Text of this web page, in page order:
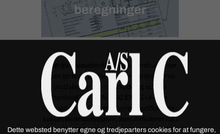
beregninger
Vi sørger desuden for, at alle konstruktioner
lever op til de gældende standarder. Vores
produkter er CE-mærkede og udført i
henhold til DS/EN 1090 EXC 1–4. Alle
processer er dækket af vores certificerede
kvalitetsledelsessystem, som inkluderer ISO
9001, ISO 3834-2 og ISO 14001. Dermed får
Dette websted benytter egne og tredjeparters cookies for at fungere,